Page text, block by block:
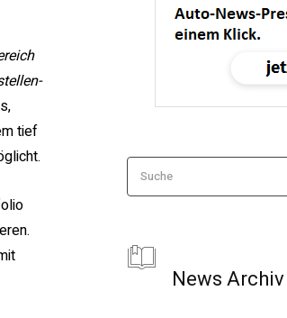
tief
Suche
News Archiv